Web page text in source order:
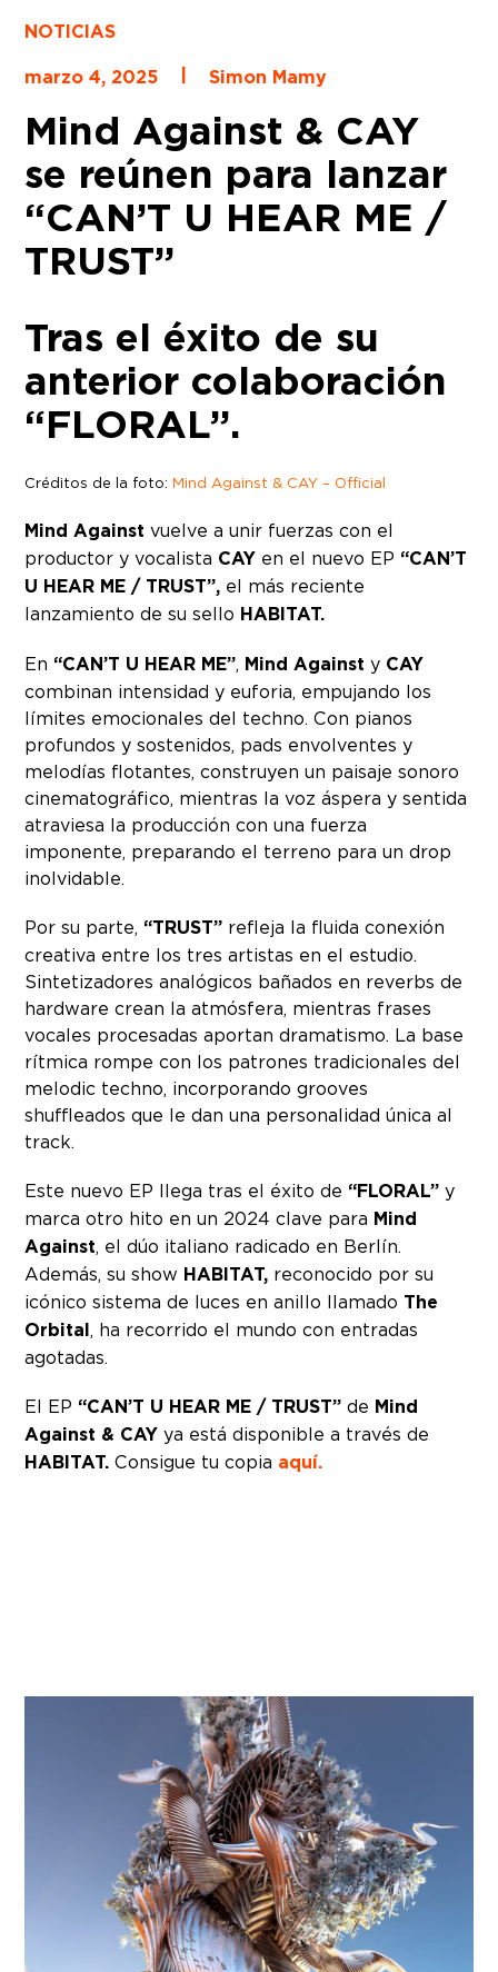
NOTICIAS
marzo 4, 2025
Simon Mamy
Mind Against & CAY
se reúnen para lanzar
“CAN’T U HEAR ME /
TRUST”
Tras el éxito de su
anterior colaboración
“FLORAL”.
Créditos de la foto:Mind Against & CAY – Official
Mind Against vuelve a unir fuerzas con el
productor y vocalista CAY en el nuevo EP “CAN’T
U HEAR ME / TRUST”, el más reciente
lanzamiento de su sello HABITAT.
En “CAN’T U HEAR ME”, Mind Againsty CAY
combinan intensidad y euforia, empujando los
límites emocionales del techno. Con pianos
profundos y sostenidos, pads envolventes y
melodías flotantes, construyen un paisaje sonoro
cinematográfico, mientras la voz áspera y sentida
atraviesa la producción con una fuerza
imponente, preparando el terreno para un drop
inolvidable.
Por su parte, “TRUST” refleja la fluida conexión
creativa entre los tres artistas en el estudio.
Sintetizadores analógicos bañados en reverbs de
hardware crean la atmósfera, mientras frases
vocales procesadas aportan dramatismo. La base
rítmica rompe con los patrones tradicionales del
melodic techno, incorporando grooves
shuffleados que le dan una personalidad única al
track.
Este nuevo EP llega tras el éxito de “FLORAL” y
marca otro hito en un 2024 clave para Mind
Against, el dúo italiano radicado en Berlín.
Además, su show HABITAT, reconocido por su
icónico sistema de luces en anillo llamado The
Orbital, ha recorrido el mundo con entradas
agotadas.
El EP “CAN’T U HEAR ME / TRUST” de Mind
Against & CAY ya está disponible a través de
HABITAT. Consigue tu copia aquí.